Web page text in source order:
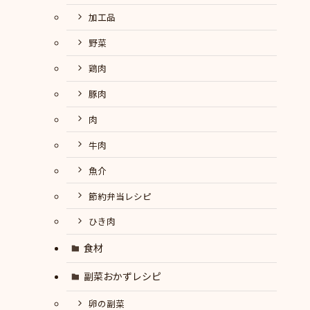
加工品
野菜
鶏肉
豚肉
肉
牛肉
魚介
節約弁当レシピ
ひき肉
食材
副菜おかずレシピ
卵の副菜